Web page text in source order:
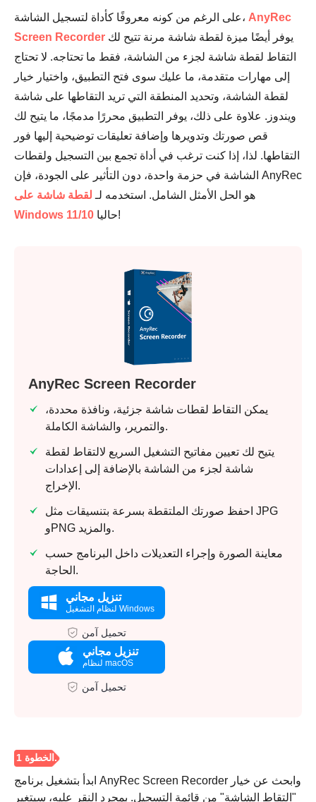
على الرغم من كونه معروفًا كأداة لتسجيل الشاشة، AnyRec
Screen Recorder
التقاط لقطة شاشة لجزء من الشاشة، فقط ما تحتاجه. لا تحتاج
إلى مهارات متقدمة، ما عليك سوى فتح التطبيق، واختيار خيار
لقطة الشاشة، وتحديد المنطقة التي تريد التقاطها على شاشة
ويندوز. علاوة على ذلك، يوفر التطبيق محررًا مدمجًا، ما يتيح لك
قص صورتك وتدويرها وإضافة تعليقات توضيحية إليها فور
التقاطها. لذا، إذا كنت ترغب في أداة تجمع بين التسجيل ولقطات
الشاشة في حزمة واحدة، دون التأثير على الجودة، فإن AnyRec
هو الحل الأمثل الشامل. استخدمه لـ لقطة شاشة على
Windows 11/10
حاليا!
AnyRec Screen Recorder
يمكن التقاط لقطات شاشة جزئية، ونافذة محددة،
والتمرير، والشاشة الكاملة.
يتيح لك تعيين مفاتيح التشغيل السريع لالتقاط لقطة
شاشة لجزء من الشاشة بالإضافة إلى إعدادات
الإخراج.
احفظ صورتك الملتقطة بسرعة بتنسيقات مثل JPG
وPNG والمزيد.
معاينة الصورة وإجراء التعديلات داخل البرنامج حسب
الحاجة.
تنزيل مجاني
لنظام التشغيل Windows
تحميل آمن
تنزيل مجاني
لنظام macOS
تحميل آمن
ابدأ بتشغيل برنامج AnyRec Screen Recorder وابحث عن خيار
"التقاط الشاشة" من قائمة التسجيل. بمجرد النقر عليه، سيتغير